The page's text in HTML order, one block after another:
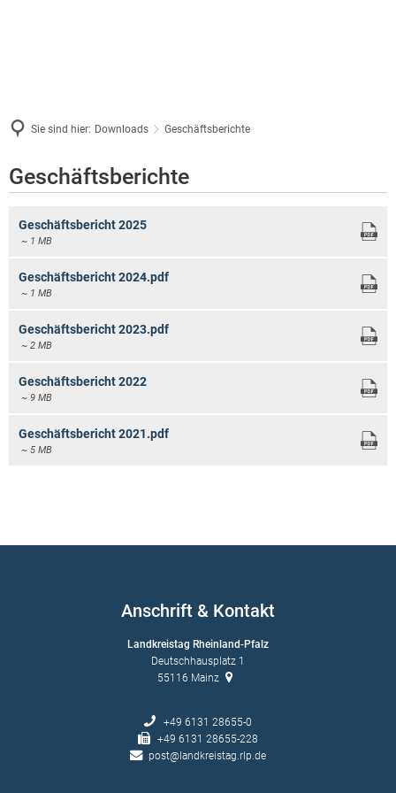
Sie sind hier: Downloads Geschäftsberichte
Geschäftsberichte
Geschäftsberichte
Geschäftsbericht 2025
~ 1 MB
Geschäftsbericht 2024.pdf
~ 1 MB
Geschäftsbericht 2023.pdf
~ 2 MB
Geschäftsbericht 2022
~ 9 MB
Geschäftsbericht 2021.pdf
~ 5 MB
Anschrift & Kontakt
Landkreistag Rheinland-Pfalz
Deutschhausplatz 1
55116 Mainz
+49 6131 28655-0
+49 6131 28655-228
post@landkreistag.rlp.de